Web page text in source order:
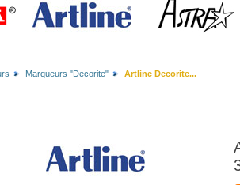
Marqueurs "Decorite" Artline Decorite...